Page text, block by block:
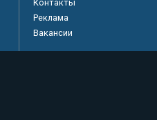
Контакты
Реклама
Вакансии